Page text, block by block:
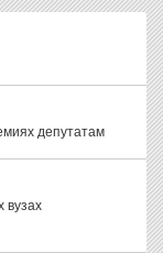
депутатам
вузах